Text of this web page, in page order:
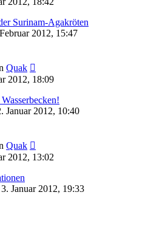
Surinam-Agakröten
2012, 15:47
Quak
2012, 18:09
Januar 2012, 10:40
Quak
2012, 13:02
Januar 2012, 19:33